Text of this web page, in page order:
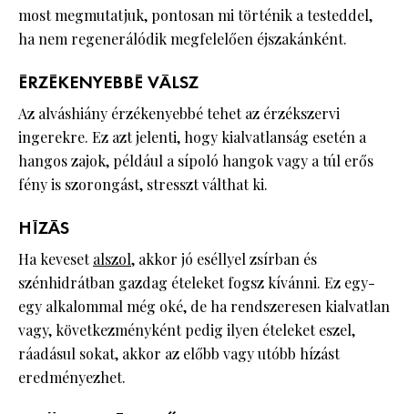
most megmutatjuk, pontosan mi történik a testeddel,
ha nem regenerálódik megfelelően éjszakánként.
ÉRZÉKENYEBBÉ VÁLSZ
Az alváshiány érzékenyebbé tehet az érzékszervi
ingerekre. Ez azt jelenti, hogy kialvatlanság esetén a
hangos zajok, például a sípoló hangok vagy a túl erős
fény is szorongást, stresszt válthat ki.
HÍZÁS
Ha kevesetalszol, akkor jó eséllyel zsírban és
szénhidrátban gazdag ételeket fogsz kívánni. Ez egy-
egy alkalommal még oké, de ha rendszeresen kialvatlan
vagy, következményként pedig ilyen ételeket eszel,
ráadásul sokat, akkor az előbb vagy utóbb hízást
eredményezhet.